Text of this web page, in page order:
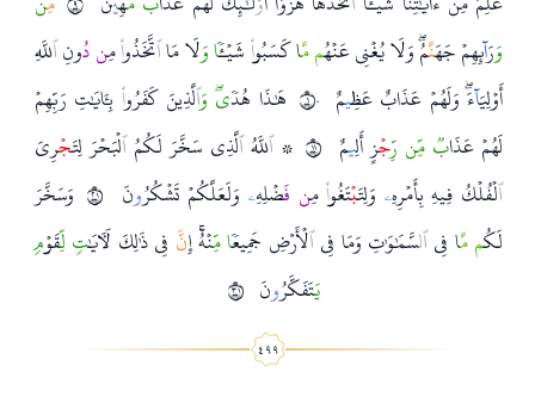
وَرَآئِهِمۡ جَهَنَّمُۖ وَلَا يُغۡنِي عَنۡهُم مَّا كَسَبُواْ شَيۡـٔٗا وَلَا مَاٱتَّخَذُواْ مِن دُونِٱللَّهِ
أَوۡلِيَآءَۖ وَلَهُمۡ عَذَابٌ عَظِيمٌ ١٠ هَذَا هُدٗىۖ وٱلَّذِينَ كَفَرُوا ْ بِـَٔايَتِ رَبِّهِمۡ
لَهُمۡ عَذَابٞ مّن رّجۡزٍ أَلِيمٌ ١١ ۞ٱللَّهُٱلَّذِي سَخَّرَ لَكُمُٱلۡبَحۡرَ لِتَجۡرِيَ
ٱلۡفُلۡكُ فِيهِ بِأَمۡرِهِۦ وَلِتَبۡتَغُواْ مِن فَضۡلِهِۦ وَلَعَلَّكُمۡ تَشۡكُرُونَ ١٢ وَسَخَّرَ
لَكُم مَّا فِيٱلسَّمَوَتِ وَمَا فِيٱلۡأَرۡضِ جَمِيعٗا مِّنۡهُۚ إِنَّ فِي ذَلِكَ لَأٓيَتٖ لِّقَوۡمٖ
يَتَفَكَّرُونَ ١٣